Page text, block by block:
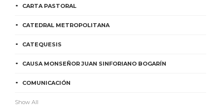
CARTA PASTORAL
CATEDRAL METROPOLITANA
CATEQUESIS
CAUSA MONSEÑOR JUAN SINFORIANO BOGARÍN
COMUNICACIÓN
Show All